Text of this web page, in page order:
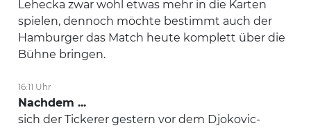
Lehecka zwar wohl etwas mehr in die Karten
spielen, dennoch möchte bestimmt auch der
Hamburger das Match heute komplett über die
Bühne bringen.
16:11 Uhr
Nachdem ...
sich der Tickerer gestern vor dem Djokovic-